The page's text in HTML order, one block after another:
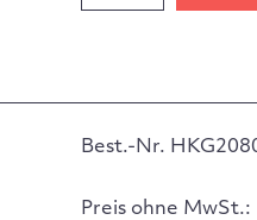
Best.-Nr.
Preis ohne MwSt.: